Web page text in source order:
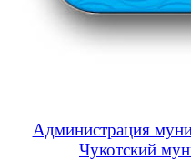
Администрация
Чукотский